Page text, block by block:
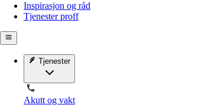
Inspirasjon og råd
Tjenester proff
Tjenester
Akutt og vakt